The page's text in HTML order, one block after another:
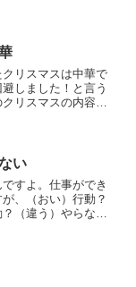
めち...
リスマスは中華で
しました！と言う
リスマスの内容
、北京...
い
すよ。仕事ができ
、（おい）行動？
（違う）やらなけ
っちゃ...